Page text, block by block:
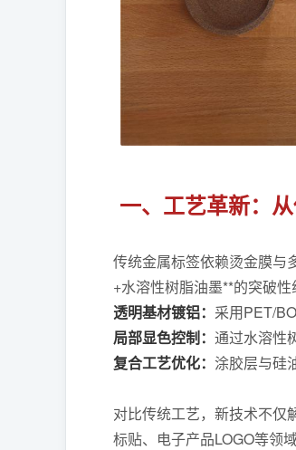
一、工艺革新：
传统金属标签依赖烫金膜与
+水溶性树脂油墨**的突破
透明基材镀铝： 采用PET/
局部显色控制： 通过水溶性
复合工艺优化： 涂胶层与硅
对比传统工艺，新技术不仅
标贴、电子产品LOGO等领